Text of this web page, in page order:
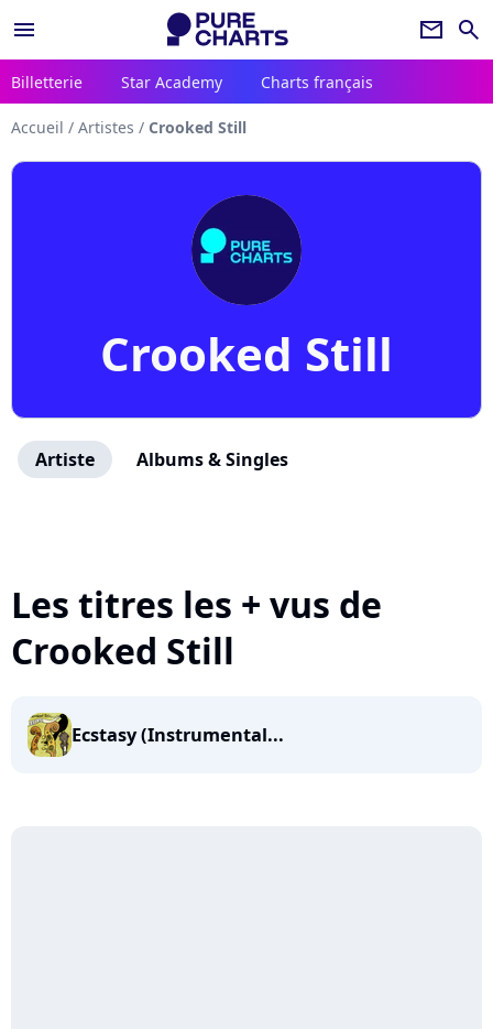
menu newsletter search
Billetterie Star Academy Charts français
Accueil / Artistes / Crooked Still
Crooked Still
Artiste Albums & Singles
Les titres les + vus de
Crooked Still
Ecstasy (Instrumental...